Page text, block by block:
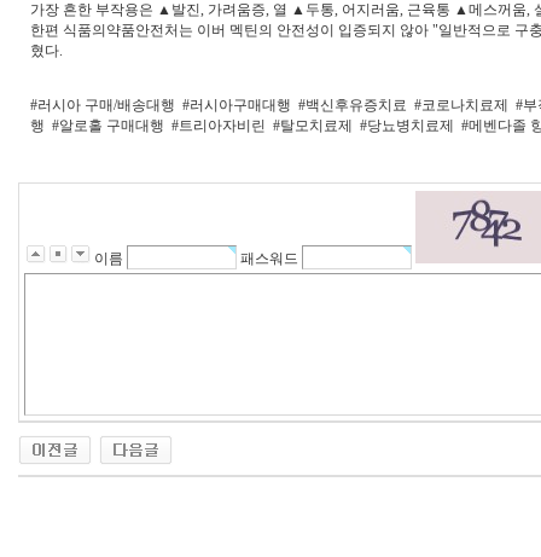
가장 흔한 부작용은 ▲발진, 가려움증, 열 ▲두통, 어지러움, 근육통 ▲메스꺼움,
한편 식품의약품안전처는 이버 멕틴의 안전성이 입증되지 않아 "일반적으로
혔다.
#러시아 구매/배송대행 #러시아구매대행 #백신후유증치료 #코로나치료제
#부
행 #알로홀 구매대행 #트리아자비린 #탈모치료제 #당뇨병치료제 #메벤다졸
이름 패스워드